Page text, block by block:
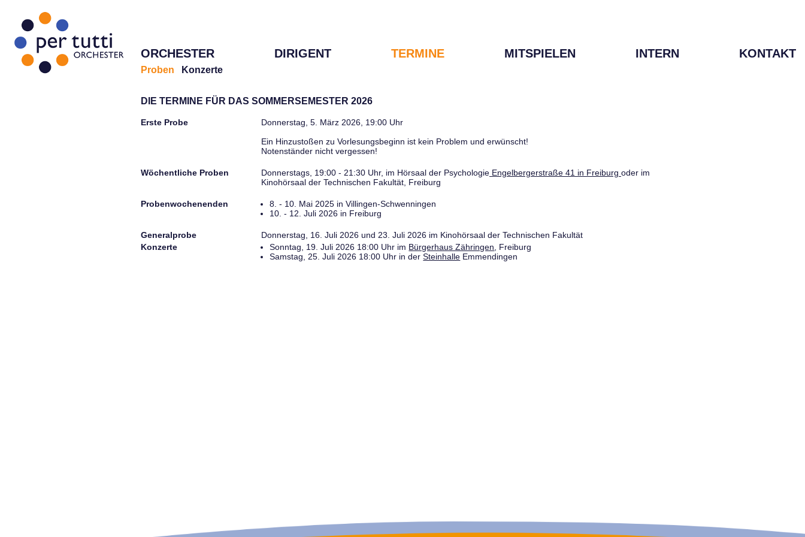
ORCHESTER DIRIGENT TERMINE MITSPIELEN INTERN KONTAKT
Proben Konzerte
DIE TERMINE FÜR DAS SOMMERSEMESTER 2026
Erste Probe
Donnerstag, 5. März 2026, 19:00 Uhr
Ein Hinzustoßen zu Vorlesungsbeginn ist kein Problem und erwünscht!
Notenständer nicht vergessen!
Wöchentliche Proben Donnerstags, 19:00 - 21:30 Uhr, im Hörsaal der Psychologie Engelbergerstraße 41 in Freiburg oder im
Kinohörsaal der Technischen Fakultät, Freiburg
Probenwochenenden
8. - 10. Mai 2025 in Villingen-Schwenningen
10. - 12. Juli 2026 in Freiburg
Generalprobe
Donnerstag, 16. Juli 2026 und 23. Juli 2026 im Kinohörsaal der Technischen Fakultät
Konzerte
Sonntag, 19. Juli 2026 18:00 Uhr im Bürgerhaus Zähringen , Freiburg
Samstag, 25. Juli 2026 18:00 Uhr in derSteinhalle Emmendingen